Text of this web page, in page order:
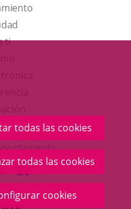
todas las cookies
todas las cookies
cookies
ti
en
una
ventana
nueva.
aplicación
externa.
ENLACE
A
UNA
ENLACE
A
UNA